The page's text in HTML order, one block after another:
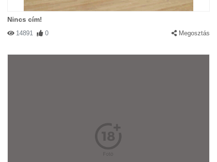
Nincs cím!
14891 0 Megosztás